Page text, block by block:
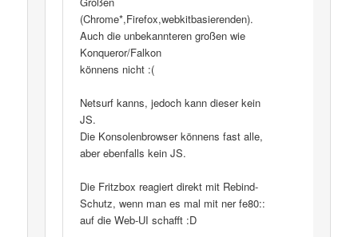
(Chrome*,Firefox,webkitbasierenden).
Auch die unbekannteren großen wie
Konqueror/Falkon
könnens nicht :(
Netsurf kanns, jedoch kann dieser kein
JS.
Die Konsolenbrowser könnens fast alle,
aber ebenfalls kein JS.
Die Fritzbox reagiert direkt mit Rebind-
Schutz, wenn man es mal mit ner fe80::
auf die Web-UI schafft :D